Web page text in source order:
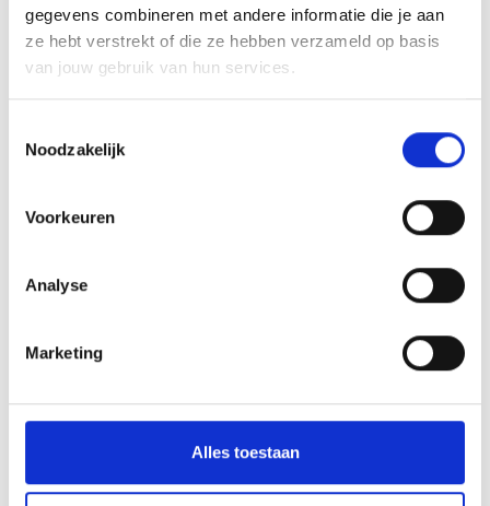
gegevens combineren met andere informatie die je aan
ze hebt verstrekt of die ze hebben verzameld op basis
van jouw gebruik van hun services.
Noodzakelijk
Voorkeuren
Analyse
Marketing
Alles toestaan
04 juni 2020
DigitalForYouth.be zamelde de voorbije
scholen. De actie helpt jongeren
enorm met hun schoolwerk.
Lees meer